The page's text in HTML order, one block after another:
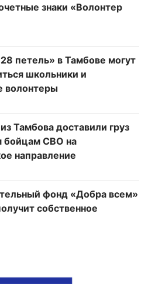
знаки «Волонтер
петель» в Тамбове могут
школьники и
волонтеры
Тамбова доставили груз
бойцам СВО на
направление
фонд «Добра всем»
собственное